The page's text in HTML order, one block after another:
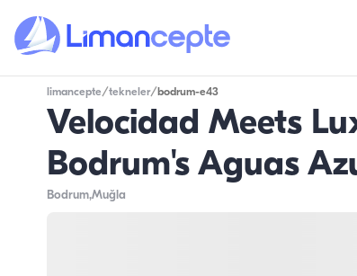
limancepte/tekneler/ bodrum-e43
Velocidad Meets
Bodrum's Aguas
Bodrum,Muğla